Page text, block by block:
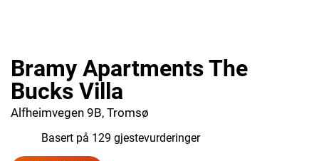
Bramy Apartments The
Bucks Villa
Alfheimvegen 9B, Tromsø
Basert på 129 gjestevurderinger